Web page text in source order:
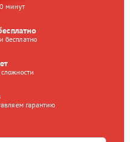
минут
бесплатно
гарантию